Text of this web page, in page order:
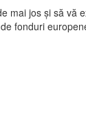
mai jos și să vă
fonduri